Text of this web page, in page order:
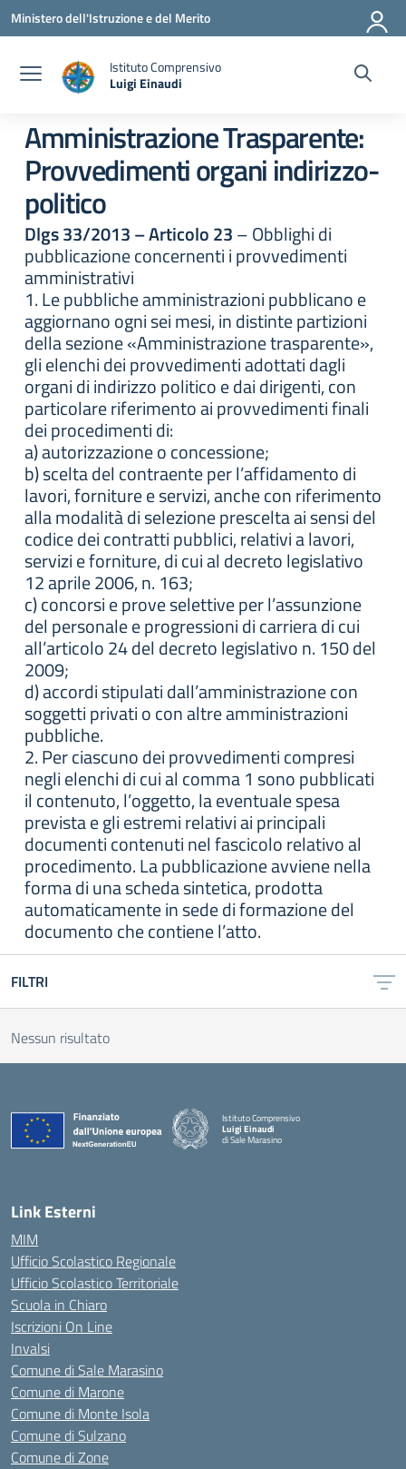
Vai ai contenuti
Vai al menu di navigazione
Vai al footer
Ministero dell'Istruzione e del Merito
Istituto Comprensivo
Luigi Einaudi
— Visita la pagina iniziale della scuola
Amministrazione Trasparente:
Provvedimenti organi indirizzo-
politico
Dlgs 33/2013 – Articolo 23– Obblighi di
pubblicazione concernenti i provvedimenti
amministrativi
1. Le pubbliche amministrazioni pubblicano e
aggiornano ogni sei mesi, in distinte partizioni
della sezione «Amministrazione trasparente»,
gli elenchi dei provvedimenti adottati dagli
organi di indirizzo politico e dai dirigenti, con
particolare riferimento ai provvedimenti finali
dei procedimenti di:
a) autorizzazione o concessione;
b) scelta del contraente per l’affidamento di
lavori, forniture e servizi, anche con riferimento
alla modalità di selezione prescelta ai sensi del
codice dei contratti pubblici, relativi a lavori,
servizi e forniture, di cui al decreto legislativo
12 aprile 2006, n. 163;
c) concorsi e prove selettive per l’assunzione
del personale e progressioni di carriera di cui
all’articolo 24 del decreto legislativo n. 150 del
2009;
d) accordi stipulati dall’amministrazione con
soggetti privati o con altre amministrazioni
pubbliche.
2. Per ciascuno dei provvedimenti compresi
negli elenchi di cui al comma 1 sono pubblicati
il contenuto, l’oggetto, la eventuale spesa
prevista e gli estremi relativi ai principali
documenti contenuti nel fascicolo relativo al
procedimento. La pubblicazione avviene nella
forma di una scheda sintetica, prodotta
automaticamente in sede di formazione del
documento che contiene l’atto.
FILTRI
Nessun risultato
Istituto Comprensivo
Luigi Einaudi
di Sale Marasino
Link Esterni
MIM
Ufficio Scolastico Regionale
Ufficio Scolastico Territoriale
Scuola in Chiaro
Iscrizioni On Line
Invalsi
Comune di Sale Marasino
Comune di Marone
Comune di Monte Isola
Comune di Sulzano
Comune di Zone